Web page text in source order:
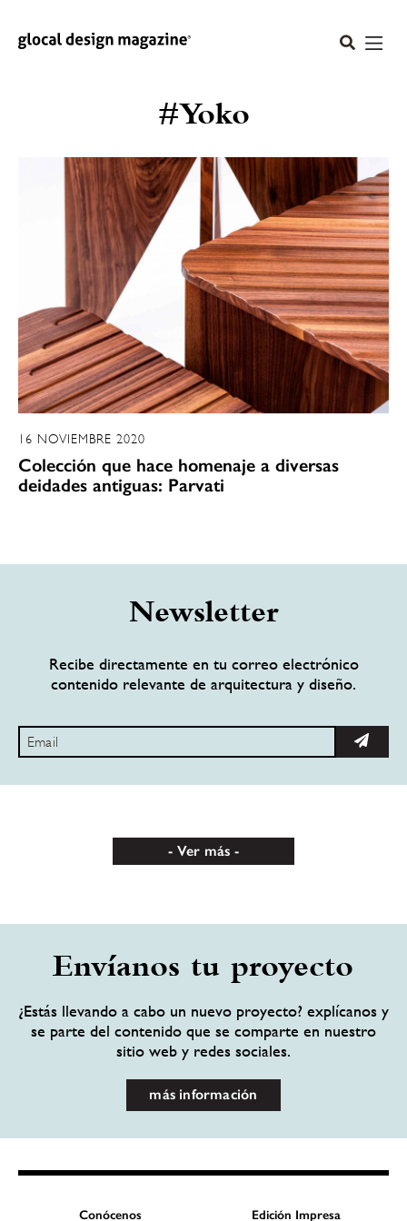
#Yoko
16 NOVIEMBRE 2020
Colección que hace homenaje a diversas
deidades antiguas: Parvati
Newsletter
Recibe directamente en tu correo electrónico
contenido relevante de arquitectura y diseño.
Ver más
Envíanos tu proyecto
¿Estás llevando a cabo un nuevo proyecto? explícanos y
se parte del contenido que se comparte en nuestro
sitio web y redes sociales.
más información
Conócenos Edición Impresa